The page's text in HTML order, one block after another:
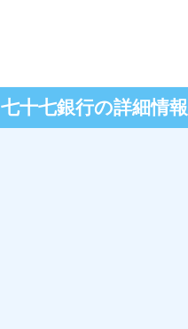
七十七銀行の詳細情報